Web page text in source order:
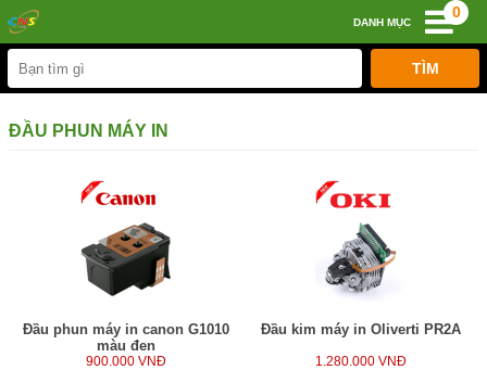
0
DANH MỤC
ĐẦU PHUN MÁY IN
Đầu phun máy in canon G1010
màu đen
900.000 VNĐ
Đầu kim máy in Oliverti PR2A
1.280.000 VNĐ